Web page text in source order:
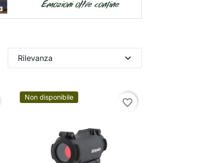
Rilevanza expand_more
Non disponibile favorite_border